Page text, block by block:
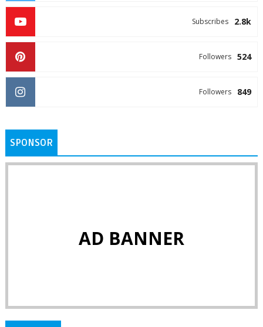
2.8k
Subscribes
524
Followers
849
Followers
SPONSOR
AD BANNER